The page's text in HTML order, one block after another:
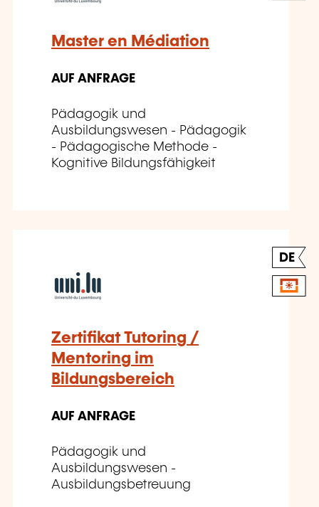
Master en Médiation
AUF ANFRAGE
Pädagogik und
Ausbildungswesen - Pädagogik
- Pädagogische Methode -
Kognitive Bildungsfähigkeit
DE
Zertifikat Tutoring /
Mentoring im
Bildungsbereich
AUF ANFRAGE
Pädagogik und
Ausbildungswesen -
Ausbildungsbetreuung